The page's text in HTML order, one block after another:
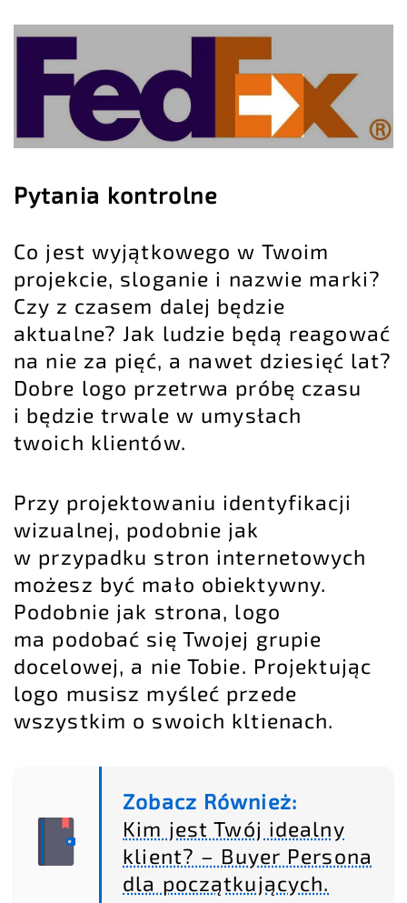
Pytania kontrolne
Co jest wyjątkowego w Twoim
projekcie, sloganie i nazwie marki?
Czy z czasem dalej będzie
aktualne? Jak ludzie będą reagować
na nie za pięć, a nawet dziesięć lat?
Dobre logo przetrwa próbę czasu
i będzie trwale w umysłach
twoich klientów.
Przy projektowaniu identyfikacji
wizualnej, podobnie jak
w przypadku stron internetowych
możesz być mało obiektywny.
Podobnie jak strona, logo
ma podobać się Twojej grupie
docelowej, a nie Tobie. Projektując
logo musisz myśleć przede
wszystkim o swoich kltienach.
Zobacz Również:
Kim jest Twój idealny
klient? – Buyer Persona
dla początkujących.